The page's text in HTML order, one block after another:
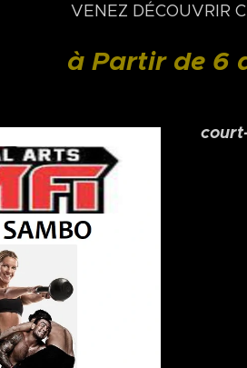
VENEZ DÉCOUVRIR
à Partir de 6